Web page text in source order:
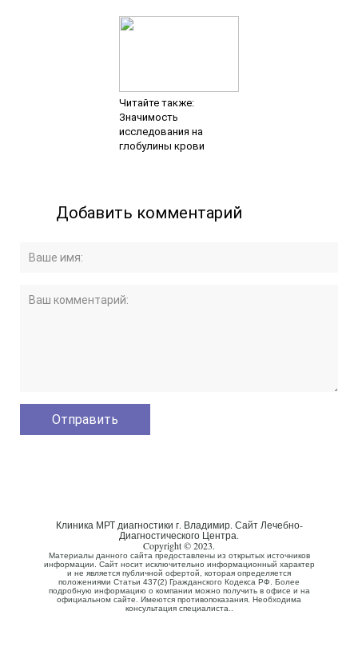
Читайте также:
Значимость
исследования на
глобулины крови
Добавить комментарий
Клиника МРТ диагностики г. Владимир. Сайт Лечебно-
Диагностического Центра.
Copyright © 2023.
Материалы данного сайта предоставлены из открытых источников
информации. Сайт носит исключительно информационный характер
и не является публичной офертой, которая определяется
положениями Статьи 437(2) Гражданского Кодекса РФ. Более
подробную информацию о компании можно получить в офисе и на
официальном сайте. Имеются противопоказания. Необходима
консультация специалиста..